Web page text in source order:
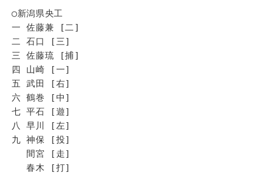
◯新潟県央工
一 佐藤兼 [二]
二 石口 [三]
三 佐藤琉 [捕]
四 山崎 [一]
五 武田 [右]
六 鶴巻 [中]
七 平石 [遊]
八 早川 [左]
九 神保 [投]
間宮 [走]
春木 [打]